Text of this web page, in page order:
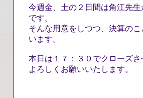
今週金、土の２日間は角江先
です。
そんな用意をしつつ、決算の
います。
本日は１７：３０でクローズ
よろしくお願いいたします。